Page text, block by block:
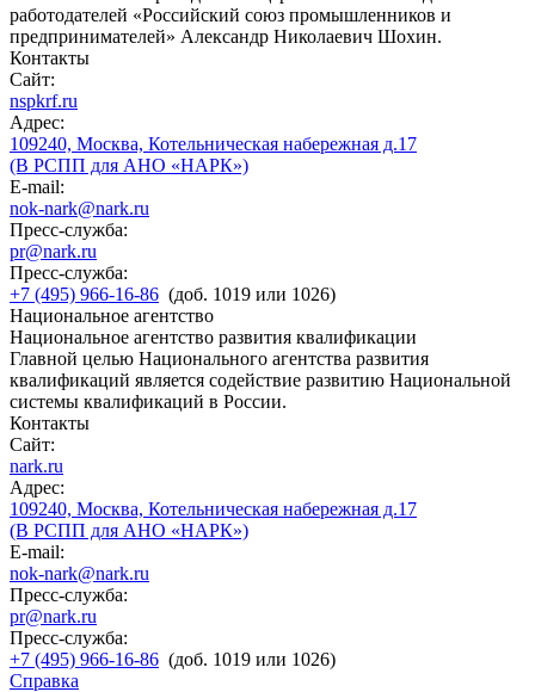
работодателей «Российский союз промышленников и
предпринимателей» Александр Николаевич Шохин.
Контакты
Сайт:
nspkrf.ru
Адрес:
109240, Москва, Котельническая набережная д.17
(В РСПП для АНО «НАРК»)
E-mail:
nok-nark@nark.ru
Пресс-служба:
pr@nark.ru
Пресс-служба:
+7 (495) 966-16-86 (доб. 1019 или 1026)
Национальное агентство
Национальное агентство развития квалификации
Главной целью Национального агентства развития
квалификаций является содействие развитию Национальной
системы квалификаций в России.
Контакты
Сайт:
nark.ru
Адрес:
109240, Москва, Котельническая набережная д.17
(В РСПП для АНО «НАРК»)
E-mail:
nok-nark@nark.ru
Пресс-служба:
pr@nark.ru
Пресс-служба:
+7 (495) 966-16-86 (доб. 1019 или 1026)
Справка